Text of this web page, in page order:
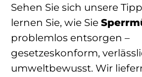
Sehen Sie sich unsere
lernen Sie, wie Sie
problemlos entsorgen –
gesetzeskonform,
umweltbewusst. Wir